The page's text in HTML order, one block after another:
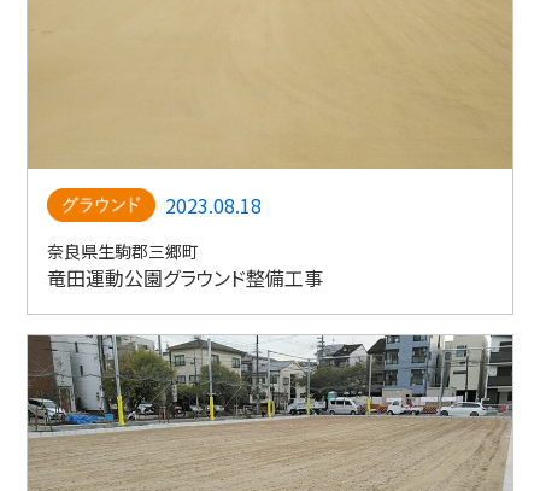
2023.08.18
奈良県生駒郡三郷町
竜田運動公園グラウンド整備工事